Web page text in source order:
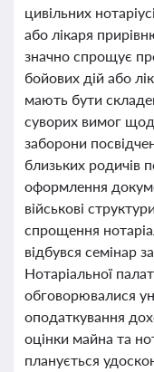
цивільних
або лікаря
значно спрощує
бойових дій або
мають бути
суворих вимог
заборони
близьких родичів
оформлення
військові
спрощення
відбувся семінар
Нотаріальної
обговорювалися
оподаткування
оцінки майна та
планується